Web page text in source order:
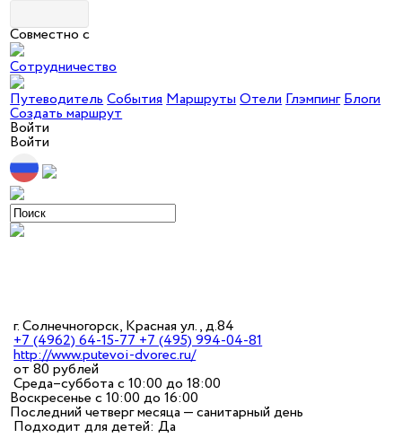
Совместно с
Сотрудничество
ПутеводительСобытияМаршрутыОтелиГлэмпингБлоги
Создать маршрут
Войти
Войти
г. Солнечногорск, Красная ул., д.84
+7 (4962) 64-15-77 +7 (495) 994-04-81
http://www.putevoi-dvorec.ru/
от 80 рублей
Среда–суббота с 10:00 до 18:00
Воскресенье с 10:00 до 16:00
Последний четверг месяца — санитарный день
Подходит для детей: Да